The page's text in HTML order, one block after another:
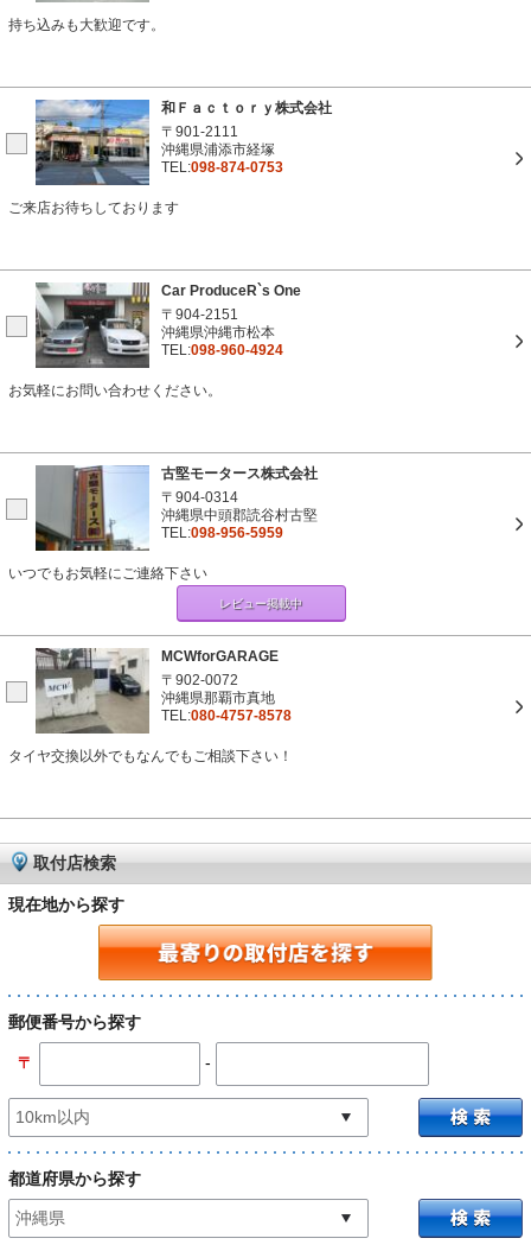
持ち込みも大歓迎です。
和Ｆａｃｔｏｒｙ株式会社
〒901-2111
沖縄県浦添市経塚
TEL:098-874-0753
ご来店お待ちしております
Car ProduceR`s One
〒904-2151
沖縄県沖縄市松本
TEL:098-960-4924
お気軽にお問い合わせください。
古堅モータース株式会社
〒904-0314
沖縄県中頭郡読谷村古堅
TEL:098-956-5959
いつでもお気軽にご連絡下さい
レビュー掲載中
MCWforGARAGE
〒902-0072
沖縄県那覇市真地
TEL:080-4757-8578
タイヤ交換以外でもなんでもご相談下さい！
取付店検索
現在地から探す
郵便番号から探す
〒 -
都道府県から探す